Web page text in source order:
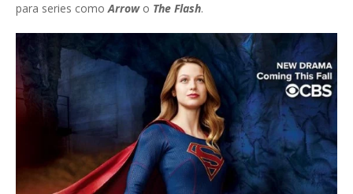
para series comoArrow o The Flash.